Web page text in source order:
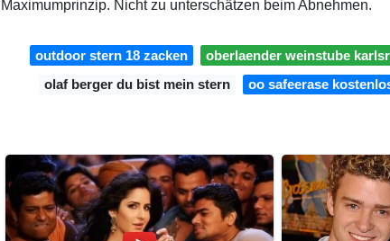
Maximumprinzip. Nicht zu unterschätzen beim Abnehmen.
outdoor stern 18 zacken oberlaender weinstube
olaf berger du bist mein stern
oo safeerase